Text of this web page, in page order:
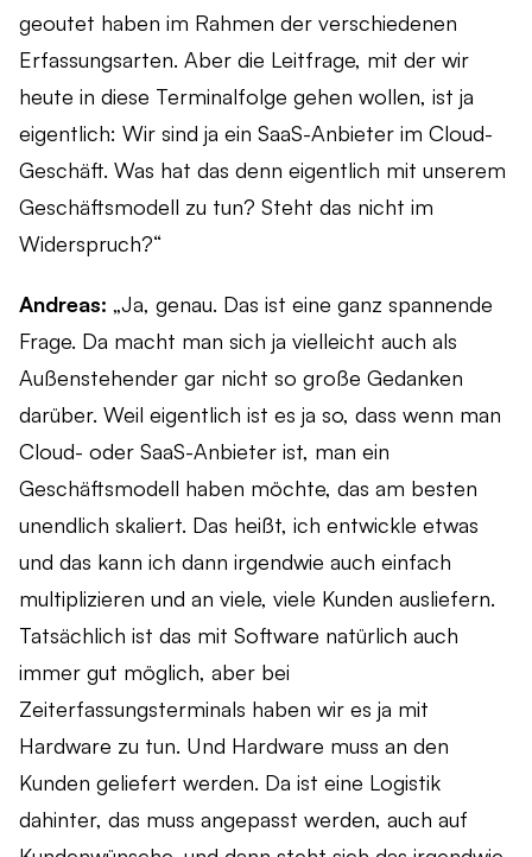
geoutet haben im Rahmen der verschiedenen
Erfassungsarten. Aber die Leitfrage, mit der wir
heute in diese Terminalfolge gehen wollen, ist ja
eigentlich: Wir sind ja ein SaaS-Anbieter im Cloud-
Geschäft. Was hat das denn eigentlich mit unserem
Geschäftsmodell zu tun? Steht das nicht im
Widerspruch?“
Andreas: „Ja, genau. Das ist eine ganz spannende
Frage. Da macht man sich ja vielleicht auch als
Außenstehender gar nicht so große Gedanken
darüber. Weil eigentlich ist es ja so, dass wenn man
Cloud- oder SaaS-Anbieter ist, man ein
Geschäftsmodell haben möchte, das am besten
unendlich skaliert. Das heißt, ich entwickle etwas
und das kann ich dann irgendwie auch einfach
multiplizieren und an viele, viele Kunden ausliefern.
Tatsächlich ist das mit Software natürlich auch
immer gut möglich, aber bei
Zeiterfassungsterminals haben wir es ja mit
Hardware zu tun. Und Hardware muss an den
Kunden geliefert werden. Da ist eine Logistik
dahinter, das muss angepasst werden, auch auf